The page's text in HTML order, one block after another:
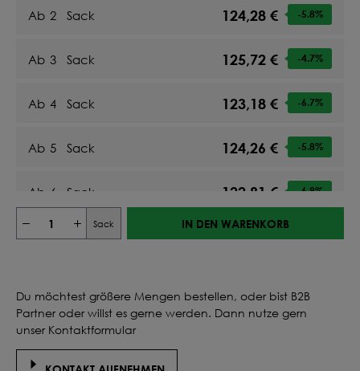
Ab 2 Sack 124,28 € -5.8%
Ab 3 Sack 125,72 € -4.7%
Ab 4 Sack 123,18 € -6.7%
Ab 5 Sack 124,26 € -5.8%
Ab 6 Sack 122,81 € -6.9%
Ab 7 Sack 123,64 €
Ab 9 Sack
Sack IN DEN WARENKORB
Du möchtest größere Mengen bestellen, oder bist B2B
Partner oder willst es gerne werden. Dann nutze gern
unser Kontaktformular